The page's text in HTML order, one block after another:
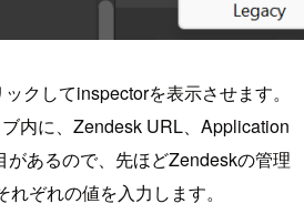
クしてinspectorを表示させます。
内に、Zendesk URL、Application
があるので、先ほどZendeskの管理
ぞれの値を入力します。